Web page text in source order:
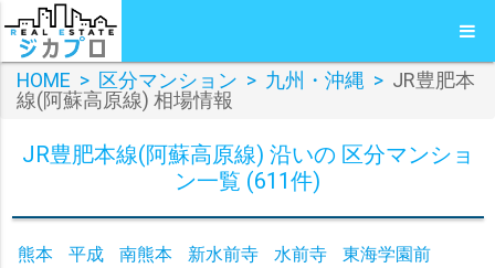
HOME > 区分マンション > 九州・沖縄 > JR豊肥本
線(阿蘇高原線) 相場情報
JR豊肥本線(阿蘇高原線) 沿いの 区分マンショ
ン一覧 (611件)
熊本 平成 南熊本 新水前寺 水前寺
東海学園前